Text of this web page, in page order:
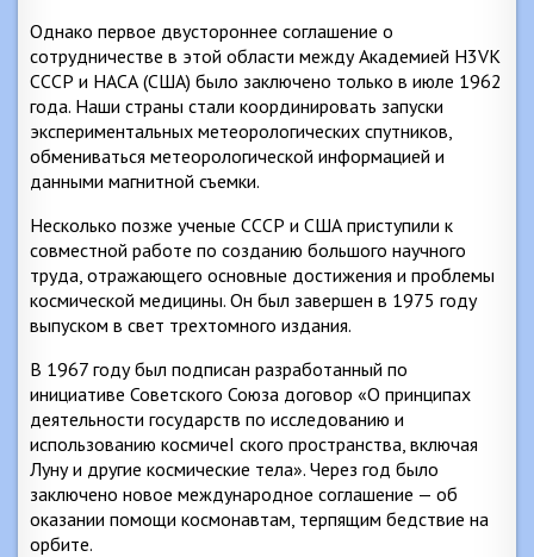
Однако первое двустороннее соглашение о
сотрудничестве в этой области между Академией H3VK
СССР и НАСА (США) было заключено только в июле 1962
года. Наши страны стали координировать запуски
экспериментальных метеорологических спутников,
обмениваться метеорологической информацией и
данными магнитной съемки.
Несколько позже ученые СССР и США приступили к
совместной работе по созданию большого научного
труда, отражающего основные достижения и проблемы
космической медицины. Он был завершен в 1975 году
выпуском в свет трехтомного издания.
В 1967 году был подписан разработанный по
инициативе Советского Союза договор «О принципах
деятельности государств по исследованию и
использованию космичеI ского пространства, включая
Луну и другие космические тела». Через год было
заключено новое международное соглашение — об
оказании помощи космонавтам, терпящим бедствие на
орбите.